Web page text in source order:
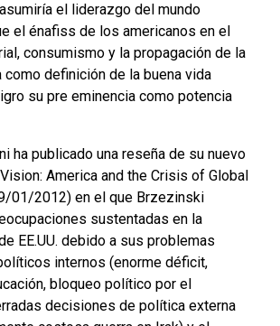
el liderazgo del mundo
el énafiss de los americanos en el
consumismo y la propagación de la
como definición de la buena vida
su pre eminencia como potencia
ha publicado una reseña de su nuevo
America and the Crisis of Global
01/2012) en el que Brzezinski
sustentadas en la
EE.UU. debido a sus problemas
internos (enorme déficit,
bloqueo político por el
decisiones de política externa